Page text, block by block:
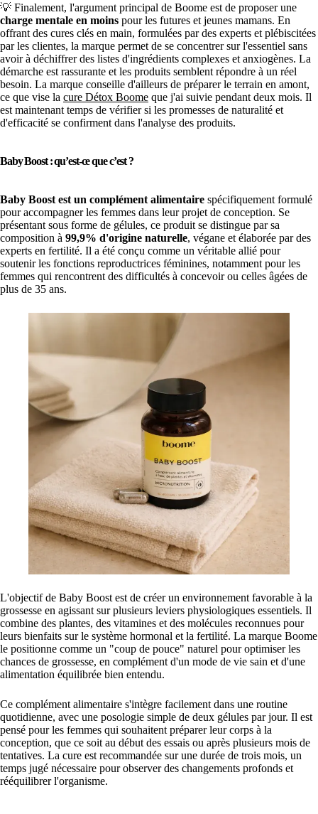
💡 Finalement, l'argument principal de Boome est de proposer une
charge mentale en moins pour les futures et jeunes mamans. En
offrant des cures clés en main, formulées par des experts et plébiscitées
par les clientes, la marque permet de se concentrer sur l'essentiel sans
avoir à déchiffrer des listes d'ingrédients complexes et anxiogènes. La
démarche est rassurante et les produits semblent répondre à un réel
besoin. La marque conseille d'ailleurs de préparer le terrain en amont,
ce que vise la cure Détox Boome que j'ai suivie pendant deux mois. Il
est maintenant temps de vérifier si les promesses de naturalité et
d'efficacité se confirment dans l'analyse des produits.
Baby Boost : qu’est-ce que c’est ?
Baby Boost est un complément alimentaire spécifiquement formulé
pour accompagner les femmes dans leur projet de conception. Se
présentant sous forme de gélules, ce produit se distingue par sa
composition à 99,9% d'origine naturelle, végane et élaborée par des
experts en fertilité. Il a été conçu comme un véritable allié pour
soutenir les fonctions reproductrices féminines, notamment pour les
femmes qui rencontrent des difficultés à concevoir ou celles âgées de
plus de 35 ans.
L'objectif de Baby Boost est de créer un environnement favorable à la
grossesse en agissant sur plusieurs leviers physiologiques essentiels. Il
combine des plantes, des vitamines et des molécules reconnues pour
leurs bienfaits sur le système hormonal et la fertilité. La marque Boome
le positionne comme un "coup de pouce" naturel pour optimiser les
chances de grossesse, en complément d'un mode de vie sain et d'une
alimentation équilibrée bien entendu.
Ce complément alimentaire s'intègre facilement dans une routine
quotidienne, avec une posologie simple de deux gélules par jour. Il est
pensé pour les femmes qui souhaitent préparer leur corps à la
conception, que ce soit au début des essais ou après plusieurs mois de
tentatives. La cure est recommandée sur une durée de trois mois, un
temps jugé nécessaire pour observer des changements profonds et
rééquilibrer l'organisme.